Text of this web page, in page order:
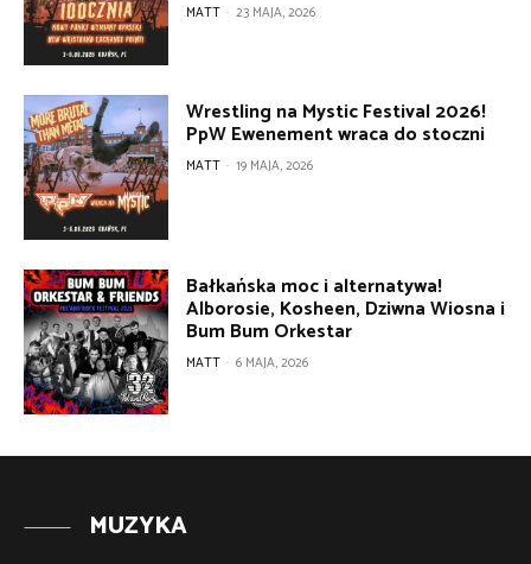
MATT - 23 MAJA, 2026
Wrestling na Mystic Festival 2026!
PpW Ewenement wraca do stoczni
MATT - 19 MAJA, 2026
Bałkańska moc i alternatywa!
Alborosie, Kosheen, Dziwna Wiosna i
Bum Bum Orkestar
MATT - 6 MAJA, 2026
MUZYKA